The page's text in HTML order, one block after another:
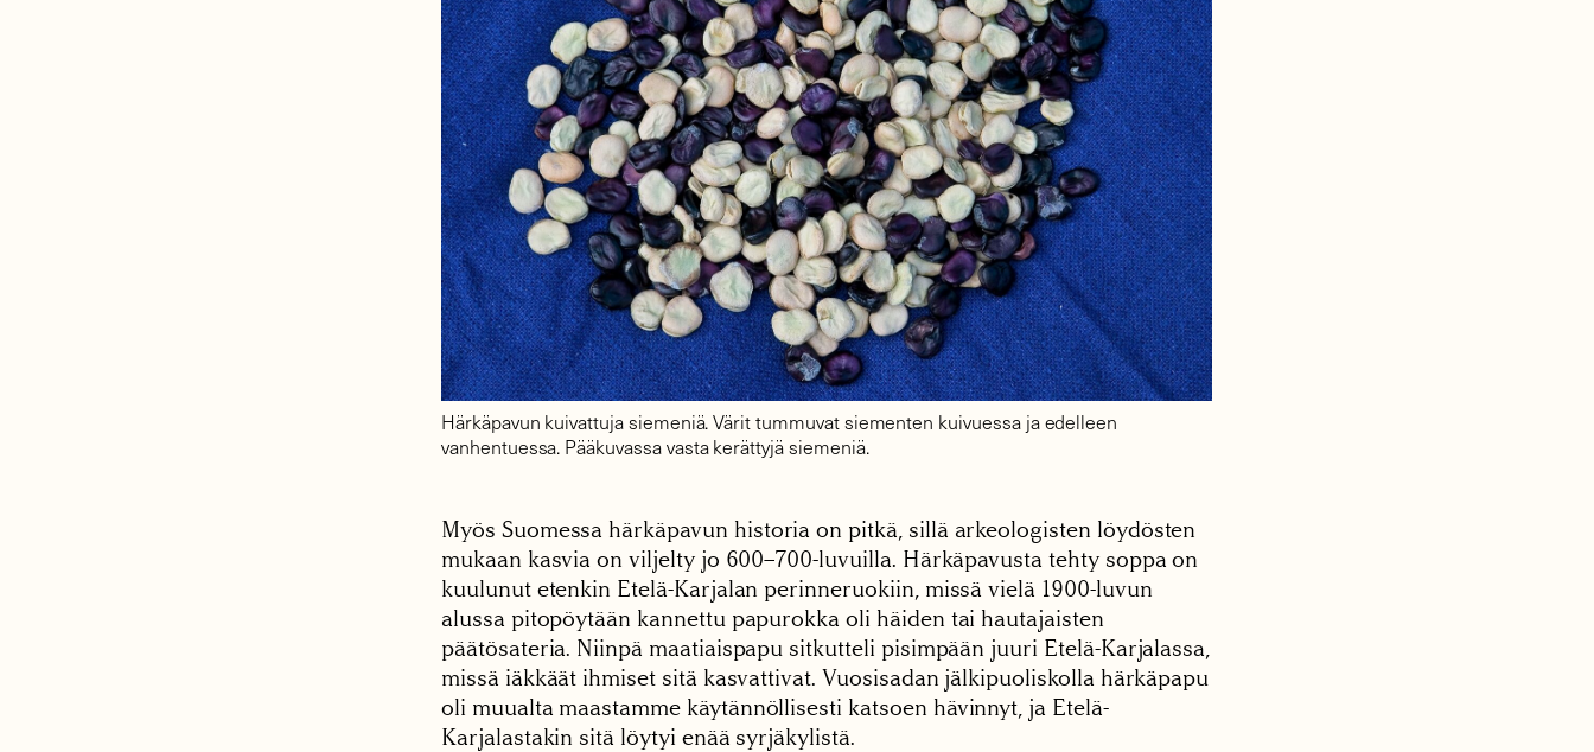
Härkäpavun kuivattuja siemeniä. Värit tummuvat siementen kuivuessa ja edelleen
vanhentuessa. Pääkuvassa vasta kerättyjä siemeniä.
Myös Suomessa härkäpavun historia on pitkä, sillä arkeologisten löydösten
mukaan kasvia on viljelty jo 600–700-luvuilla. Härkäpavusta tehty soppa on
kuulunut etenkin Etelä-Karjalan perinneruokiin, missä vielä 1900-luvun
alussa pitopöytään kannettu papurokka oli häiden tai hautajaisten
päätösateria. Niinpä maatiaispapu sitkutteli pisimpään juuri Etelä-Karjalassa,
missä iäkkäät ihmiset sitä kasvattivat. Vuosisadan jälkipuoliskolla härkäpapu
oli muualta maastamme käytännöllisesti katsoen hävinnyt, ja Etelä-
Karjalastakin sitä löytyi enää syrjäkylistä.